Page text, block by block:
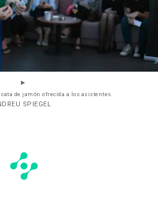
de jamón ofrecida a los asistentes.
SPIEGEL